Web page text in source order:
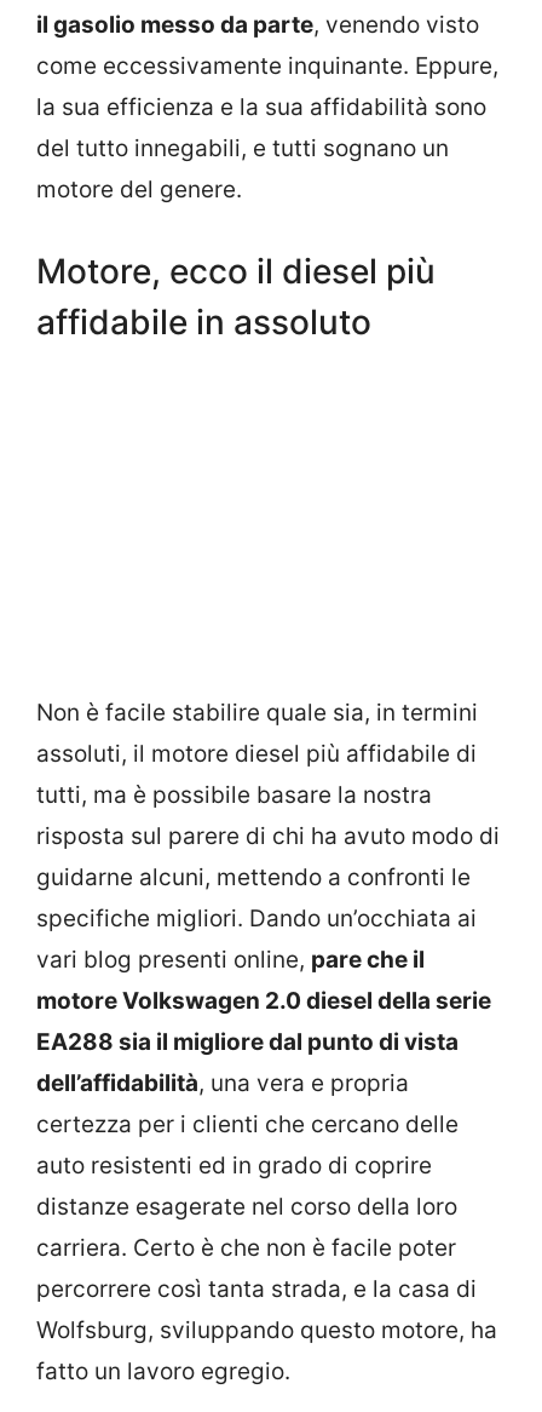
il gasolio messo da parte, venendo visto
come eccessivamente inquinante. Eppure,
la sua efficienza e la sua affidabilità sono
del tutto innegabili, e tutti sognano un
motore del genere.
Motore, ecco il diesel più
affidabile in assoluto
Non è facile stabilire quale sia, in termini
assoluti, il motore diesel più affidabile di
tutti, ma è possibile basare la nostra
risposta sul parere di chi ha avuto modo di
guidarne alcuni, mettendo a confronti le
specifiche migliori. Dando un’occhiata ai
vari blog presenti online, pare che il
motore Volkswagen 2.0 diesel della serie
EA288 sia il migliore dal punto di vista
dell’affidabilità, una vera e propria
certezza per i clienti che cercano delle
auto resistenti ed in grado di coprire
distanze esagerate nel corso della loro
carriera. Certo è che non è facile poter
percorrere così tanta strada, e la casa di
Wolfsburg, sviluppando questo motore, ha
fatto un lavoro egregio.